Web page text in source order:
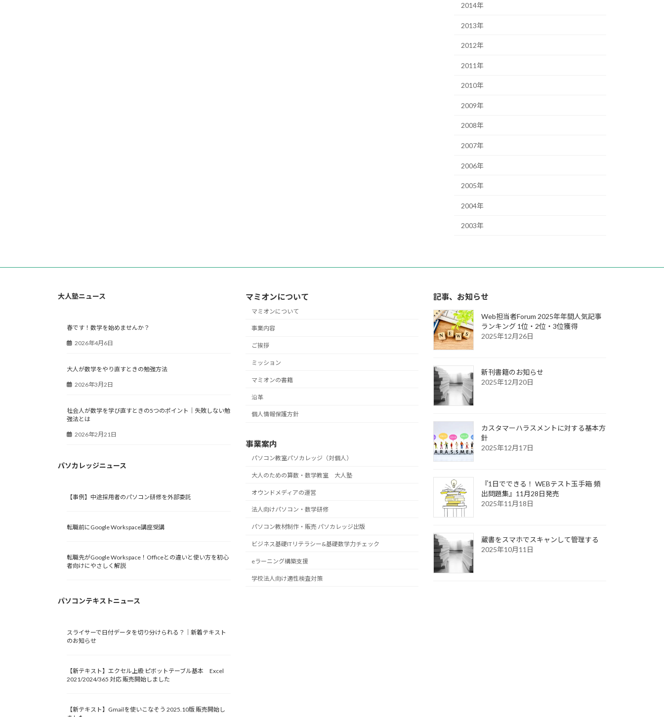
2014年
2013年
2012年
2011年
2010年
2009年
2008年
2007年
2006年
2005年
2004年
2003年
大人塾ニュース
春です！数学を始めませんか？
2026年4月6日
大人が数学をやり直すときの勉強方法
2026年3月2日
社会人が数学を学び直すときの5つのポイント｜失敗しない勉
強法とは
2026年2月21日
パソカレッジニュース
【事例】中途採用者のパソコン研修を外部委託
転職前にGoogle Workspace講座受講
転職先がGoogle Workspace！Officeとの違いと使い方を初心
者向けにやさしく解説
パソコンテキストニュース
スライサーで日付データを切り分けられる？｜新着テキスト
のお知らせ
【新テキスト】エクセル上級 ピボットテーブル基本 Excel
2021/2024/365 対応 販売開始しました
【新テキスト】Gmailを使いこなそう 2025.10版 販売開始し
マミオンについて
マミオンについて
事業内容
ご挨拶
ミッション
マミオンの書籍
沿革
個人情報保護方針
事業案内
パソコン教室パソカレッジ（対個人）
大人のための算数・数学教室 大人塾
オウンドメディアの運営
法人向けパソコン・数学研修
パソコン教材制作・販売 パソカレッジ出版
ビジネス基礎ITリテラシー&基礎数学力チェック
eラーニング構築支援
学校法人向け適性検査対策
記事、お知らせ
Web担当者Forum 2025年年間人気記事
ランキング 1位・2位・3位獲得
2025年12月26日
新刊書籍のお知らせ
2025年12月20日
カスタマーハラスメントに対する基本方
針
2025年12月17日
『1日でできる！ WEBテスト玉手箱 頻
出問題集』11月28日発売
2025年11月18日
蔵書をスマホでスキャンして管理する
2025年10月11日